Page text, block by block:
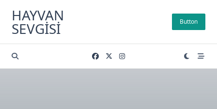
content
HAYVAN
SEVGISI Button